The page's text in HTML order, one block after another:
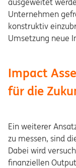
ausgeweitet
Unternehmen
konstruktiv
Umsetzung neue
Impact
für die
Ein weiterer
zu messen, sind
Dabei wird
finanziellen